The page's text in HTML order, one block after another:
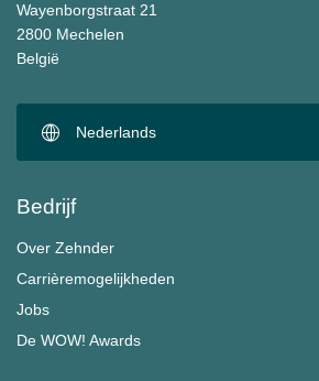
Wayenborgstraat 21
2800 Mechelen
België
Nederlands
Bedrijf
Over Zehnder
Carrièremogelijkheden
Jobs
De WOW! Awards